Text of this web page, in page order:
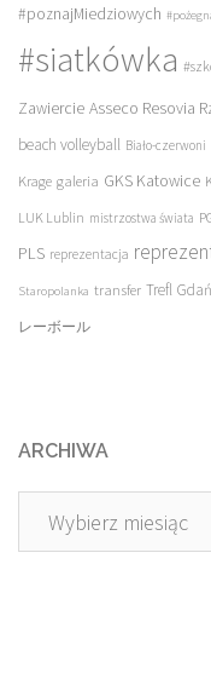
#poznajMiedziowych
#siatkówka
Zawiercie Asseco Resovia
beach volleyball Biało-czerwoni
Krage galeria GKS Katowice
LUK Lublin mistrzostwa świata
PLS reprezentacja
Staropolanka transfer Trefl
レーボール
ARCHIWA
Archiwa